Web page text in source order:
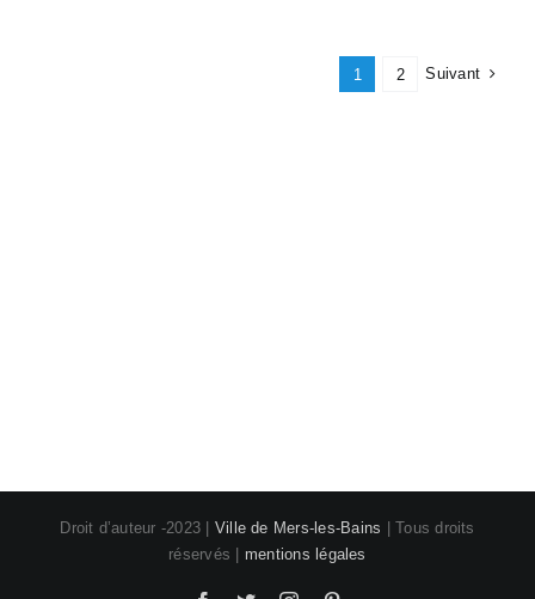
1 2 Suivant
Droit d’auteur -2023 | Ville de Mers-les-Bains | Tous droits
réservés | mentions légales